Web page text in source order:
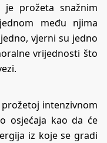
je prožeta snažnim
među njima
vjerni su jedno
vrijednosti što
intenzivnom
osjećaja kao da će
iz koje se gradi